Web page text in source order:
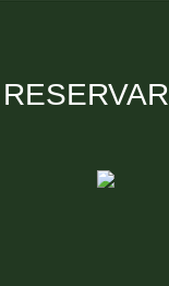
RESERVAR